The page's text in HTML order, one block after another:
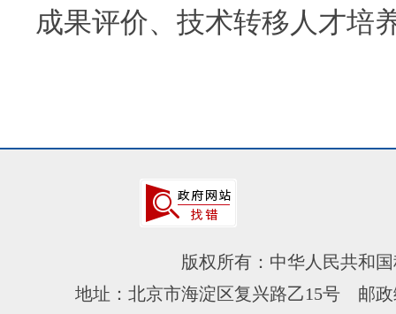
成果评价、技术转移人才培
版权所有：中华人民共和
地址：北京市海淀区复兴路乙15号 邮